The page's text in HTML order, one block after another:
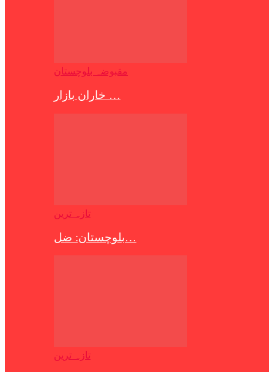
مقبوضہ بلوچستان
خاران بازار …
تازہ ترین
بلوچستان: ضل…
تازہ ترین